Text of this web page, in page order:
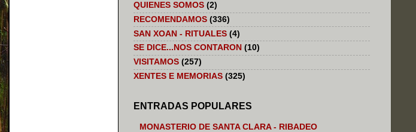
QUIENES SOMOS (2)
RECOMENDAMOS (336)
SAN XOAN - RITUALES (4)
SE DICE...NOS CONTARON (10)
VISITAMOS (257)
XENTES E MEMORIAS (325)
ENTRADAS POPULARES
MONASTERIO DE SANTA CLARA - RIBADEO